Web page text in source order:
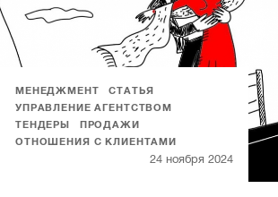
МЕНЕДЖМЕНТ
СТАТЬЯ
УПРАВЛЕНИЕ АГЕНТСТВОМ
ТЕНДЕРЫ
ПРОДАЖИ
ОТНОШЕНИЯ С КЛИЕНТАМИ
24 ноября 2024